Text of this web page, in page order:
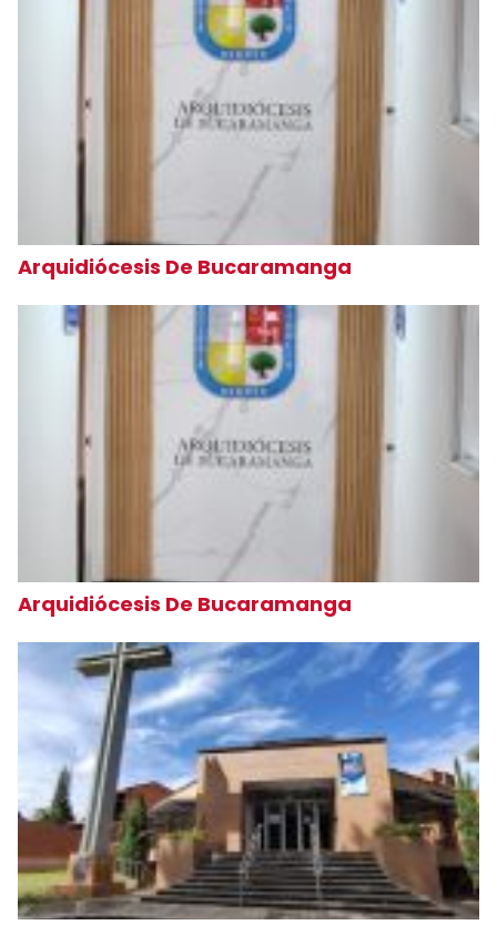
Arquidiócesis De Bucaramanga
Arquidiócesis De Bucaramanga